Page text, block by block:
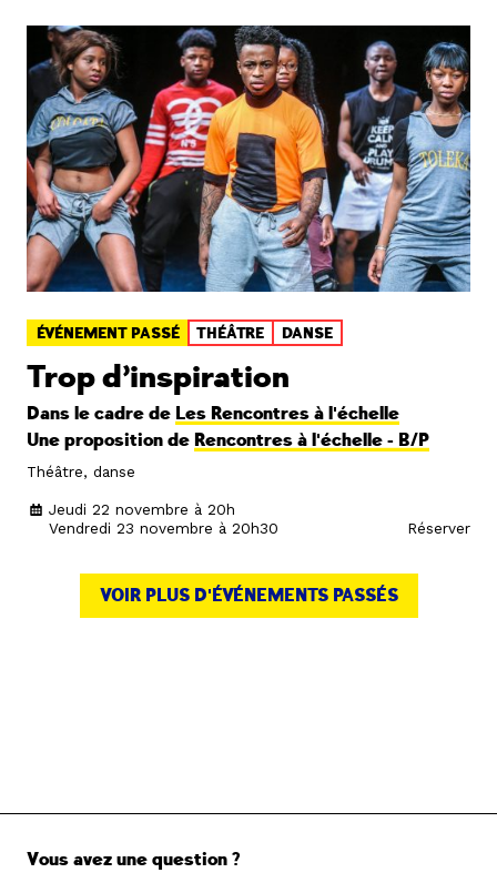
ÉVÉNEMENT PASSÉ THÉÂTRE DANSE
Trop d’inspiration
Dans le cadre de Les Rencontres à l'échelle
Une proposition de Rencontres à l'échelle - B/P
Théâtre, danse
Jeudi 22 novembre à 20h
Vendredi 23 novembre à 20h30
Réserver
VOIR PLUS D'ÉVÉNEMENTS PASSÉS
Vous avez une question ?